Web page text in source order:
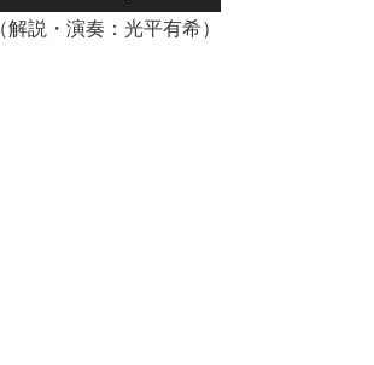
リ
ュ
（解説・演奏：光平有希）